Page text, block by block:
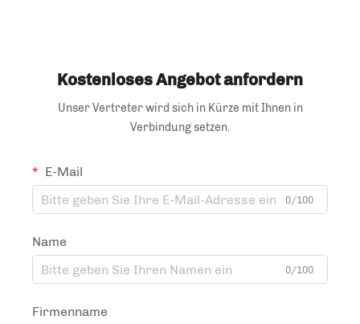
Kostenloses Angebot anfordern
Unser Vertreter wird sich in Kürze mit Ihnen in
Verbindung setzen.
E-Mail
0/100
Name
0/100
Firmenname